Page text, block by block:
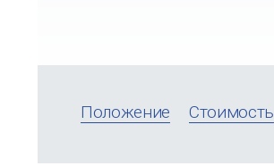
Положение Стоимость